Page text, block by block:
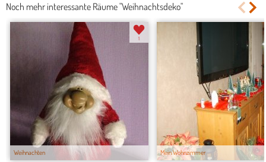
Noch mehr interessante Räume "Weihnachtsdeko"
Weihnachten
1
Mein Wohnzimmer